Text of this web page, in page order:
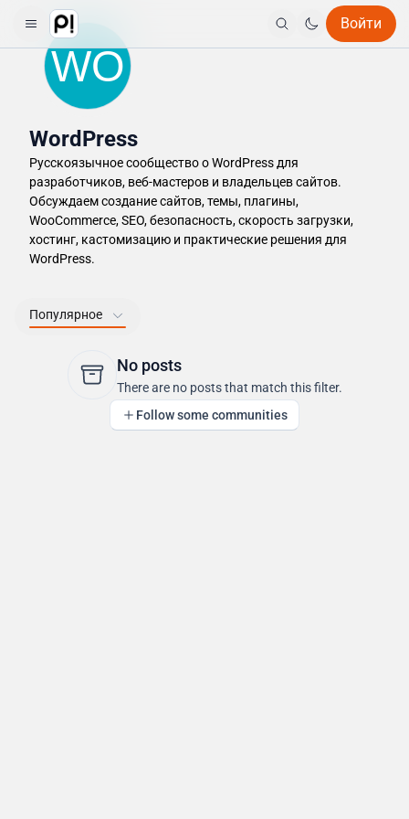
Войти
WO
WordPress
Русскоязычное сообщество о WordPress для
разработчиков, веб-мастеров и владельцев сайтов.
Обсуждаем создание сайтов, темы, плагины,
WooCommerce, SEO, безопасность, скорость загрузки,
хостинг, кастомизацию и практические решения для
WordPress.
Популярное
No posts
There are no posts that match this filter.
Follow some communities